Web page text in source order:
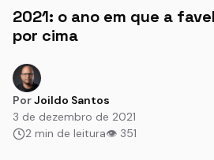
2021: o ano em que a
por cima
PorJoildo Santos
3 de dezembro de 2021
2 min de leitura👁 351